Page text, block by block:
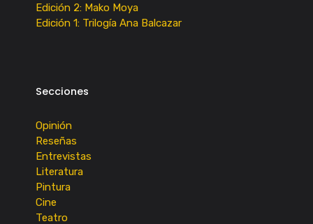
Edición 2: Mako Moya
Edición 1: Trilogía Ana Balcazar
Secciones
Opinión
Reseñas
Entrevistas
Literatura
Pintura
Cine
Teatro